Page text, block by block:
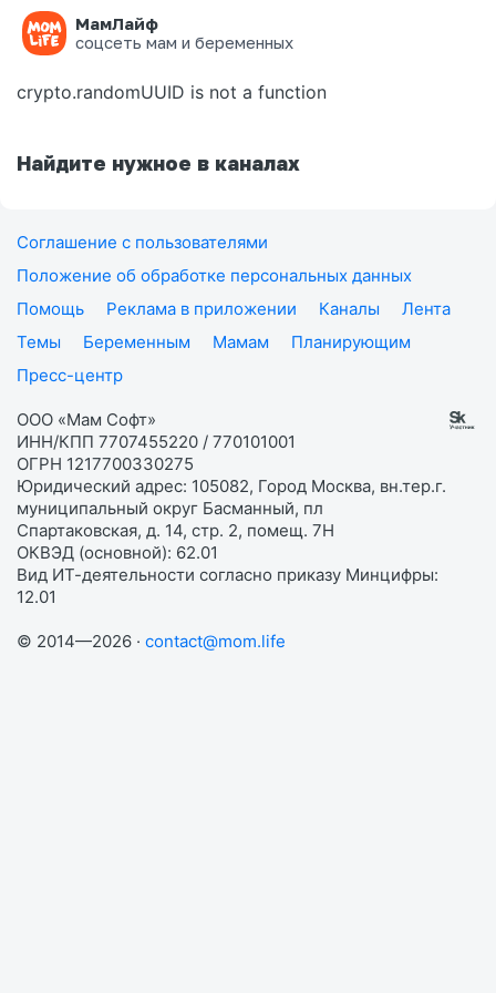
МамЛайф
соцсеть мам и беременных
Ошибка на странице
crypto.randomUUID is not a function
Найдите нужное в каналах
Соглашение с пользователями
Положение об обработке персональных данных
Помощь
Реклама в приложении Каналы
Лента
Темы
Беременным Мамам
Планирующим
Пресс-центр
ООО «Мам Софт»
ИНН/КПП 7707455220 / 770101001
ОГРН 1217700330275
Юридический адрес: 105082, Город Москва, вн.тер.г.
муниципальный округ Басманный, пл
Спартаковская, д. 14, стр. 2, помещ. 7Н
ОКВЭД (основной): 62.01
Вид ИТ-деятельности согласно приказу Минцифры:
12.01
© 2014—2026 · contact@mom.life